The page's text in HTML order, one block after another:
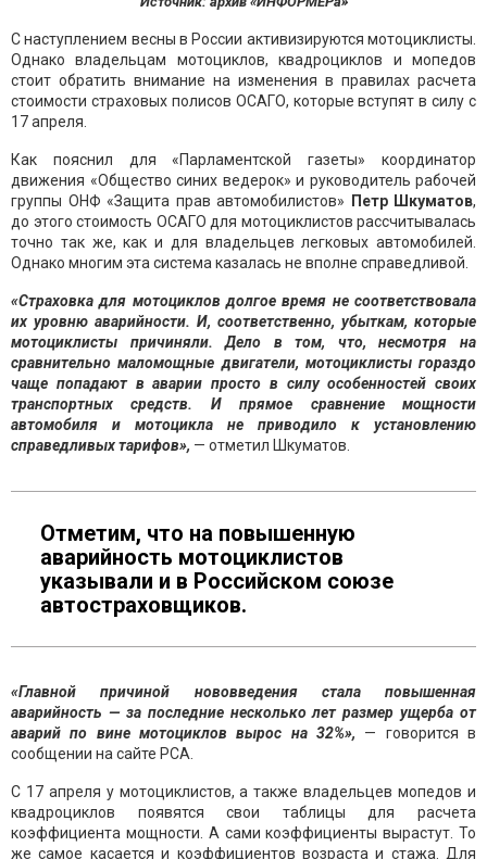
С наступлением весны в России активизируются мотоциклисты.
Однако владельцам мотоциклов, квадроциклов и мопедов
стоит обратить внимание на изменения в правилах расчета
стоимости страховых полисов ОСАГО, которые вступят в силу с
17 апреля.
Как пояснил для «Парламентской газеты» координатор
движения «Общество синих ведерок» и руководитель рабочей
группы ОНФ «Защита прав автомобилистов»
Петр Шкуматов,
до этого стоимость ОСАГО для мотоциклистов рассчитывалась
точно так же, как и для владельцев легковых автомобилей.
Однако многим эта система казалась не вполне справедливой.
«Страховка для мотоциклов долгое время не соответствовала
их уровню аварийности. И, соответственно, убыткам, которые
мотоциклисты причиняли. Дело в том, что, несмотря на
сравнительно маломощные двигатели, мотоциклисты гораздо
чаще попадают в аварии просто в силу особенностей своих
транспортных средств. И прямое сравнение мощности
автомобиля и мотоцикла не приводило к установлению
справедливых тарифов», — отметил Шкуматов.
Отметим, что на повышенную
аварийность мотоциклистов
указывали и в Российском союзе
автостраховщиков.
«Главной причиной нововведения стала повышенная
аварийность — за последние несколько лет размер ущерба от
аварий по вине мотоциклов вырос на 32%», — говорится в
сообщении на сайте РСА.
С 17 апреля у мотоциклистов, а также владельцев мопедов и
квадроциклов появятся свои таблицы для расчета
коэффициента мощности. А сами коэффициенты вырастут. То
же самое касается и коэффициентов возраста и стажа. Для